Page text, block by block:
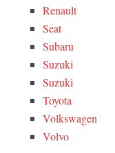
Renault
Seat
Subaru
Suzuki
Suzuki
Toyota
Volkswagen
Volvo